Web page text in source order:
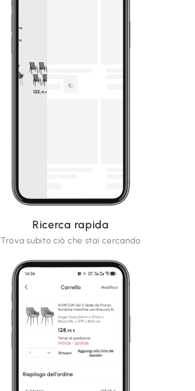
Ricerca rapida
Trova subito ciò che stai cercando